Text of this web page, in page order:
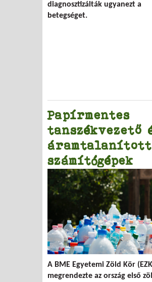
diagnosztizálták ugyanezt a
betegséget.
Papírmentes
tanszékvezető
áramtalanított
számítógépek
A BME Egyetemi Zöld Kör
megrendezte az ország első